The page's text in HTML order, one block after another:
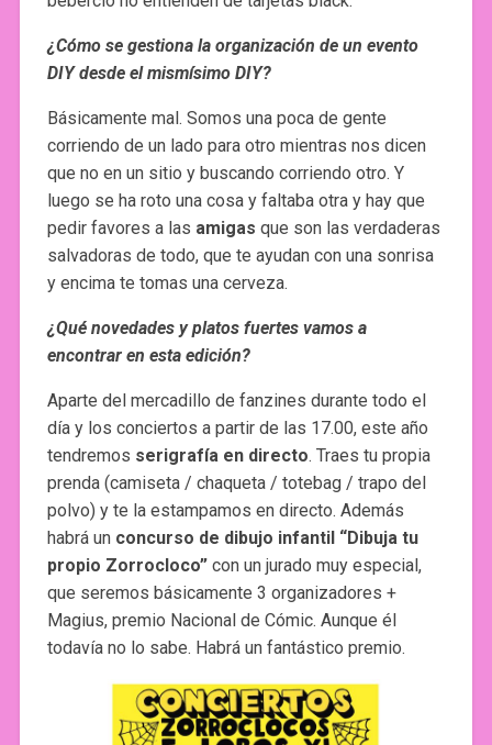
¿Cómo se gestiona la organización de un evento
DIY desde el mismísimo DIY?
Básicamente mal. Somos una poca de gente
corriendo de un lado para otro mientras nos dicen
que no en un sitio y buscando corriendo otro. Y
luego se ha roto una cosa y faltaba otra y hay que
pedir favores a las amigas que son las verdaderas
salvadoras de todo, que te ayudan con una sonrisa
y encima te tomas una cerveza.
¿Qué novedades y platos fuertes vamos a
encontrar en esta edición?
Aparte del mercadillo de fanzines durante todo el
día y los conciertos a partir de las 17.00, este año
tendremos serigrafía en directo. Traes tu propia
prenda (camiseta / chaqueta / totebag / trapo del
polvo) y te la estampamos en directo. Además
habrá un concurso de dibujo infantil “Dibuja tu
propio Zorrocloco”con un jurado muy especial,
que seremos básicamente 3 organizadores +
Magius, premio Nacional de Cómic. Aunque él
todavía no lo sabe. Habrá un fantástico premio.